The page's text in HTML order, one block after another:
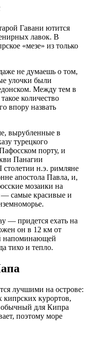
Гавани ютится
лавок. В
«мезе» из только
не думаешь о том,
улочки были
Между тем в
количество
впору назвать
вырубленные в
турецкого
порту, и
Панагии
н.э. римляне
апостола Павла, и,
мозаики на
— самые красивые и
— придется ехать на
он в 12 км от
напоминающей
тихо и тепло.
лучшими на острове:
кипрских курортов,
обычный для Кипра
поэтому море